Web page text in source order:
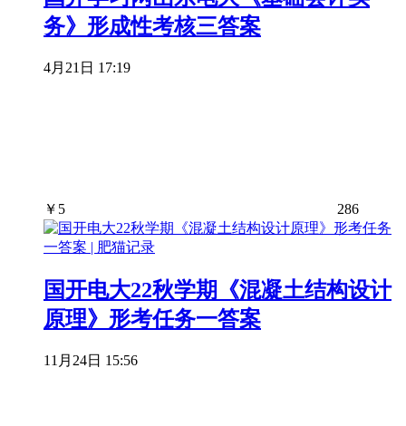
务》形成性考核三答案
4月21日 17:19
￥ 5 286
国开电大22秋学期《混凝土结构设计
原理》形考任务一答案
11月24日 15:56